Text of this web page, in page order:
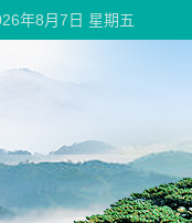
年8月7日 星期五